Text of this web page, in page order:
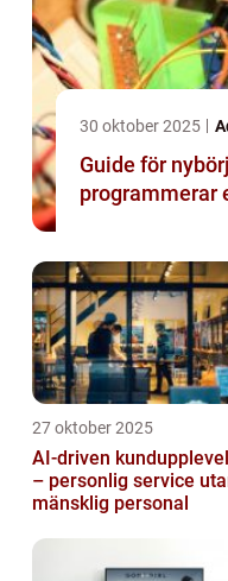
30 oktober 2025
Guide för
programmerar
27 oktober 2025
AI-driven
– personlig service
mänsklig personal